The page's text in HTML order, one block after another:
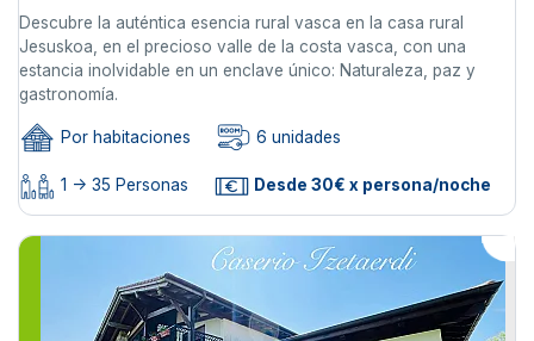
Descubre la auténtica esencia rural vasca en la casa rural
Jesuskoa, en el precioso valle de la costa vasca, con una
estancia inolvidable en un enclave único: Naturaleza, paz y
gastronomía.
Por habitaciones 6 unidades
1 -> 35 Personas Desde 30€ x persona/noche